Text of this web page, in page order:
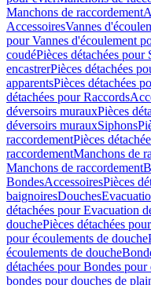
Manchons de raccordement
AccessoiresVannes
pour Vannes d'écoulement
coudéPièces détachées
encastrerPièces détachées
apparentsPièces détachées
détachées pour Raccords
déversoirs murauxPièces
déversoirs murauxSiphons
raccordementPièces
raccordementManchons de
Manchons de raccordement
BondesAccessoiresPièces
baignoiresDouches
détachées pour Evacuation
douchePièces détachées
pour écoulements de douche
écoulements de douche
détachées pour Bondes
bondes pour douches de